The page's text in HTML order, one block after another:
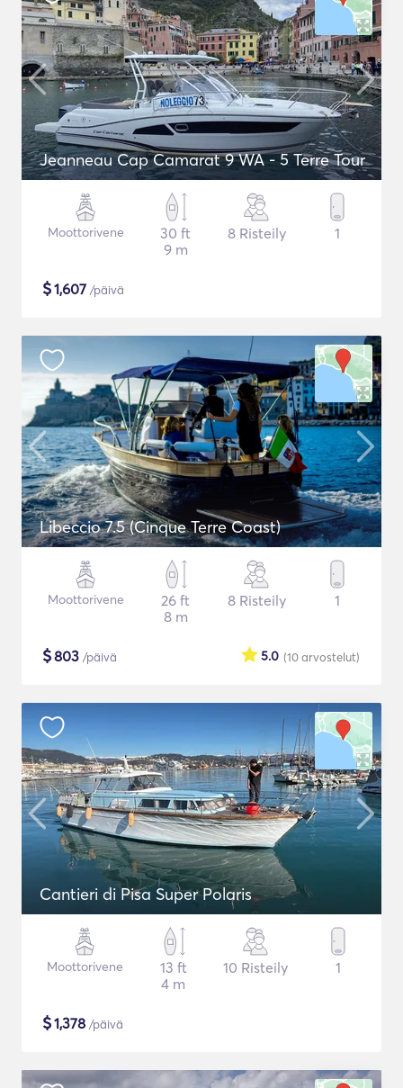
Jeanneau Cap Camarat 9 WA - 5 Terre Tour
Moottorivene
30 ft
9 m
8 Risteily 1
$1,607 /päivä
Libeccio 7.5 (Cinque Terre Coast)
Moottorivene
26 ft
8 m
8 Risteily 1
$803 /päivä (10arvostelut)
5.0
Cantieri di Pisa Super Polaris
Moottorivene
13 ft
4 m
10 Risteily 1
$1,378 /päivä